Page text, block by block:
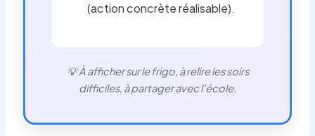
(action concrète réalisable).
💡 À afficher sur le frigo, à relire les soirs
difficiles, à partager avec l’école.